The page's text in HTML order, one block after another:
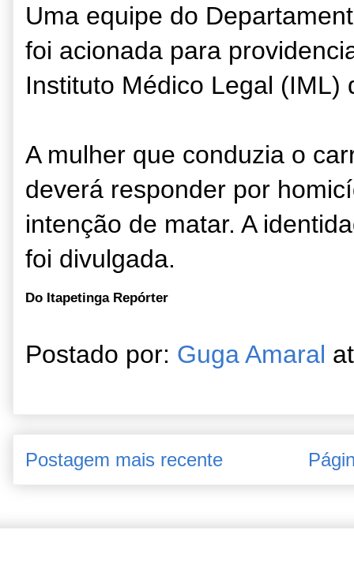
Uma equipe do
foi acionada para
Instituto Médico Legal (IML)
A mulher que conduzia o
deverá responder por
intenção de matar. A
foi divulgada.
Do Itapetinga Repórter
Postado por: Guga Amaral
Postagem mais recente